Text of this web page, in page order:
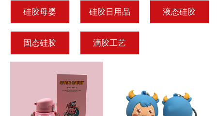
硅胶母婴 硅胶日用品 液态硅胶
固态硅胶 滴胶工艺